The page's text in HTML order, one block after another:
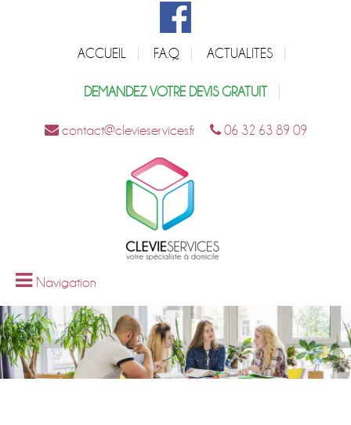
ACCUEIL F.A.Q ACTUALITES
DEMANDEZ VOTRE DEVIS GRATUIT
contact@clevieservices.fr 06 32 63 89 09
Navigation